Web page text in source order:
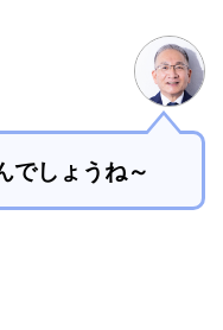
でしょうね～